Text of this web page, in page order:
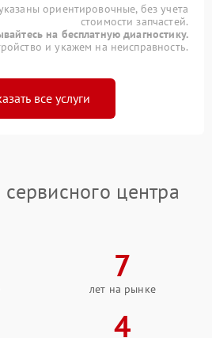
ориентировочные, без учета
стоимости запчастей.
на бесплатную диагностику.
и укажем на неисправность.
все услуги
центра
7
лет на рынке
4